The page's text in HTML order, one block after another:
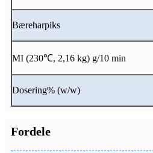
Bæreharpiks
MI (230℃, 2,16 kg) g/10 min
Dosering% (w/w)
Fordele